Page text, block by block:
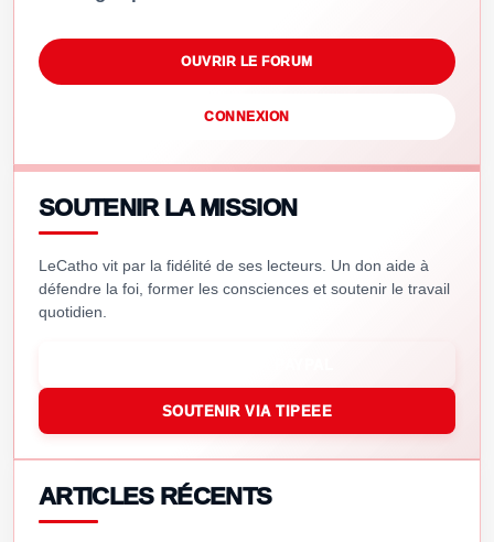
OUVRIR LE FORUM
CONNEXION
SOUTENIR LA MISSION
LeCatho vit par la fidélité de ses lecteurs. Un don aide à
défendre la foi, former les consciences et soutenir le travail
quotidien.
SOUTENIR VIA TIPEEE
ARTICLES RÉCENTS